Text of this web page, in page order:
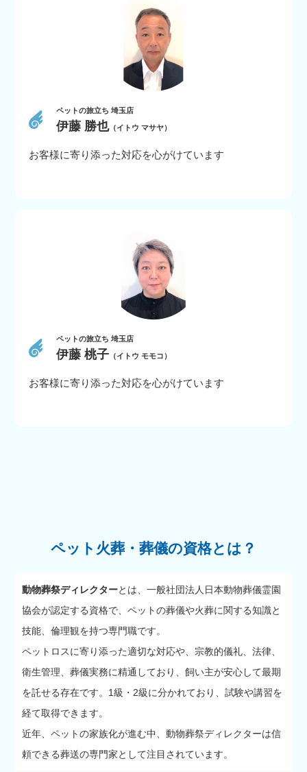
ペットの旅立ち 埼玉店
伊藤 勝也（イトウ マサヤ）
お客様に寄り添った対応を心がけています
ペットの旅立ち 埼玉店
伊藤 桃子 （イトウ モモコ）
お客様に寄り添った対応を心がけています
ペット火葬・葬儀の資格とは？
動物葬祭ディレクターとは、一般社団法人日本動物葬儀霊園
協会が認定する資格で、ペットの葬儀や火葬に関する知識と
技能、倫理観を持つ専門職です。
ペットロスに寄り添った適切な対応や、宗教的儀礼、法律、
衛生管理、葬儀実務に精通しており、飼い主が安心して最期
を託せる存在です。1級・2級に分かれており、試験や講習を
経て取得できます。
近年、ペットの家族化が進む中、動物葬祭ディレクターは信
頼できる葬送の専門家として注目されています。